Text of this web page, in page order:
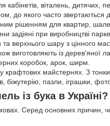
кабінетів, віталень,
до якого часто звертаються
рішенням для квартир, шале,
задіяні при виробництві
верхнього шару з цінного
виготовляють із дерев'яної
коробок, арок, ширм.
майстернях. З
біжутерію, пазли, іграшки,
із бука в Україні?
Серед основних причин,